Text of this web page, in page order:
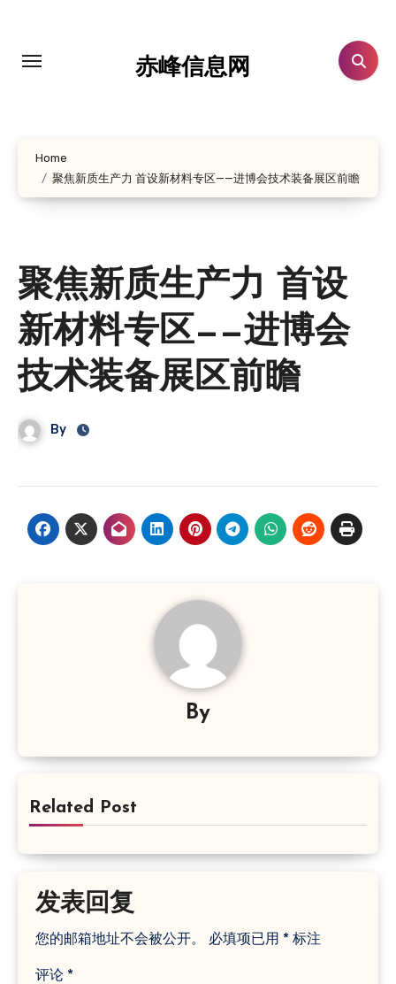
赤峰信息网
Home
聚焦新质生产力 首设新材料专区——进博会技术装备展区前瞻
聚焦新质生产力 首设
新材料专区——进博会
技术装备展区前瞻
By
By
Related Post
发表回复
您的邮箱地址不会被公开。 必填项已用 *标注
评论 *